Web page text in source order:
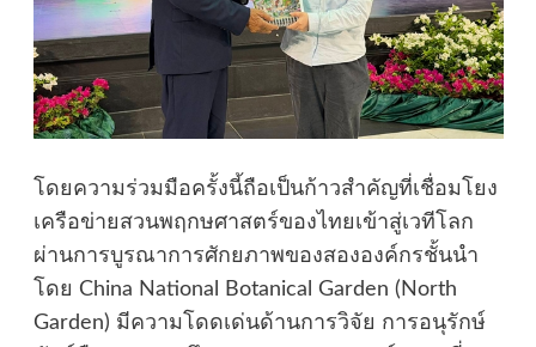
โดยความร่วมมือครั้งนี้ถือเป็นก้าวสำคัญที่เชื่อมโยง
เครือข่ายสวนพฤกษศาสตร์ของไทยเข้าสู่เวทีโลก
ผ่านการบูรณาการศักยภาพของสององค์กรชั้นนำ
โดย China National Botanical Garden (North
Garden) มีความโดดเด่นด้านการวิจัย การอนุรักษ์